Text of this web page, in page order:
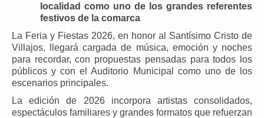
localidad como uno de los grandes referentes
festivos de la comarca
La Feria y Fiestas 2026, en honor al Santísimo Cristo de
Villajos, llegará cargada de música, emoción y noches
para recordar, con propuestas pensadas para todos los
públicos y con elAuditorio Municipal
como uno de los
escenarios principales.
La edición de 2026 incorpora artistas consolidados,
espectáculos familiares y grandes formatos que refuerzan